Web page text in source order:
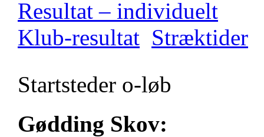
Resultat – individuelt
Klub-resultat Stræktider
Startsteder o-løb
Gødding Skov: